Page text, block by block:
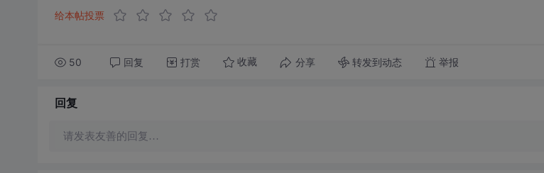
给本帖投票
50 回复 打赏 收藏 分享 转发到动态 举报
回复
请发表友善的回复…